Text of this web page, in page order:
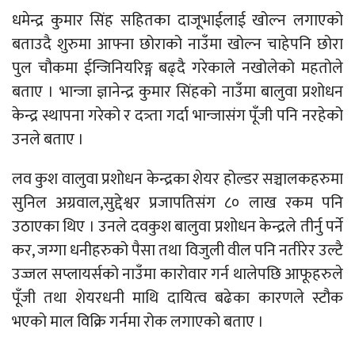
धमेन्द्र कुमार सिंह सहितका दाजूभाईलाई खोल्न लगाएको
बताउदै शुरुमा आफ्ना छोराको नाउँमा खोल्न चाहेपनि छोरा
पुल चौकमा ईन्जिनियरिङ्ग बढ्दै गरेकाले नखोलेको महतोले
बताए । भान्जा ज्ञानेन्द्र कुमार सिंहको नाउँमा बालुवा प्रशोधन
केन्द्र स्थापना गरेको र दत्र्ता गर्दा भान्जासंग पूँजी पनि नरहेको
उनले बताए ।
लव कुश वालुवा प्रशोधन केन्द्रका शेयर होल्डर सञ्चालकहरुमा
सुनिल अग्रवाल,सुद्देश्वर प्रजापतिसंग ८० लाख रकम पनि
उठाएका थिए । उनले दवकुश बालुवा प्रशोधन केन्द्रले तीर्नु पर्ने
कर, जग्गा धनीहरुको पैसा तथा विजुली वील पनि नतीरेर उल्टै
उज्जल सप्लायर्सको नाउँमा कारोवार गर्न थालेपछि आफूहरुले
पूँजी तथा शेयरधनी माथि दायित्व बढेका कारणले स्टौक
भएको माल विक्रि गर्नमा रोक लगाएको बताए ।